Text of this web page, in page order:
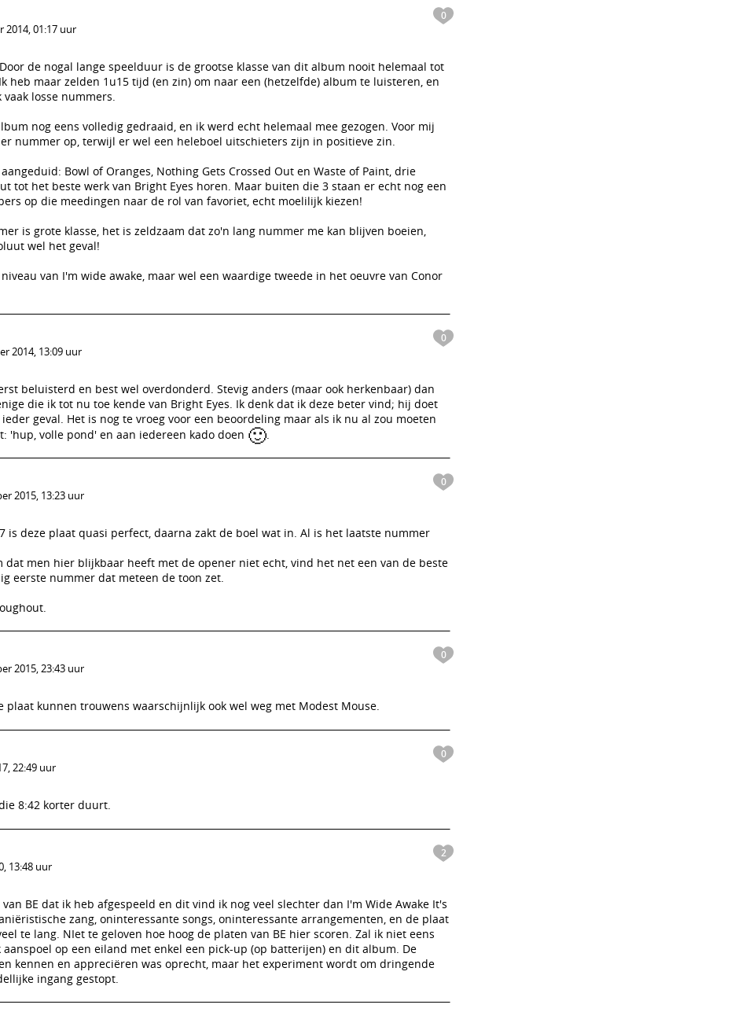
0
2014, 01:17 uur
de nogal lange speelduur is de grootse klasse van dit album nooit helemaal tot
heb maar zelden 1u15 tijd (en zin) om naar een (hetzelfde) album te luisteren, en
losse nummers.
nog eens volledig gedraaid, en ik werd echt helemaal mee gezogen. Voor mij
nummer op, terwijl er wel een heleboel uitschieters zijn in positieve zin.
Bowl of Oranges, Nothing Gets Crossed Out en Waste of Paint, drie
tot het beste werk van Bright Eyes horen. Maar buiten die 3 staan er echt nog een
op die meedingen naar de rol van favoriet, echt moelilijk kiezen!
is grote klasse, het is zeldzaam dat zo'n lang nummer me kan blijven boeien,
wel het geval!
van I'm wide awake, maar wel een waardige tweede in het oeuvre van Conor
0
2014, 13:09 uur
beluisterd en best wel overdonderd. Stevig anders (maar ook herkenbaar) dan
die ik tot nu toe kende van Bright Eyes. Ik denk dat ik deze beter vind; hij doet
geval. Het is nog te vroeg voor een beoordeling maar als ik nu al zou moeten
'hup, volle pond' en aan iedereen kado doen 🙂.
0
2015, 13:23 uur
is deze plaat quasi perfect, daarna zakt de boel wat in. Al is het laatste nummer
dat men hier blijkbaar heeft met de opener niet echt, vind het net een van de beste
eerste nummer dat meteen de toon zet.
0
2015, 23:43 uur
plaat kunnen trouwens waarschijnlijk ook wel weg met Modest Mouse.
0
22:49 uur
8:42 korter duurt.
2
13:48 uur
BE dat ik heb afgespeeld en dit vind ik nog veel slechter dan I'm Wide Awake It's
zang, oninteressante songs, oninteressante arrangementen, en de plaat
te lang. NIet te geloven hoe hoog de platen van BE hier scoren. Zal ik niet eens
op een eiland met enkel een pick-up (op batterijen) en dit album. De
kennen en appreciëren was oprecht, maar het experiment wordt om dringende
ingang gestopt.